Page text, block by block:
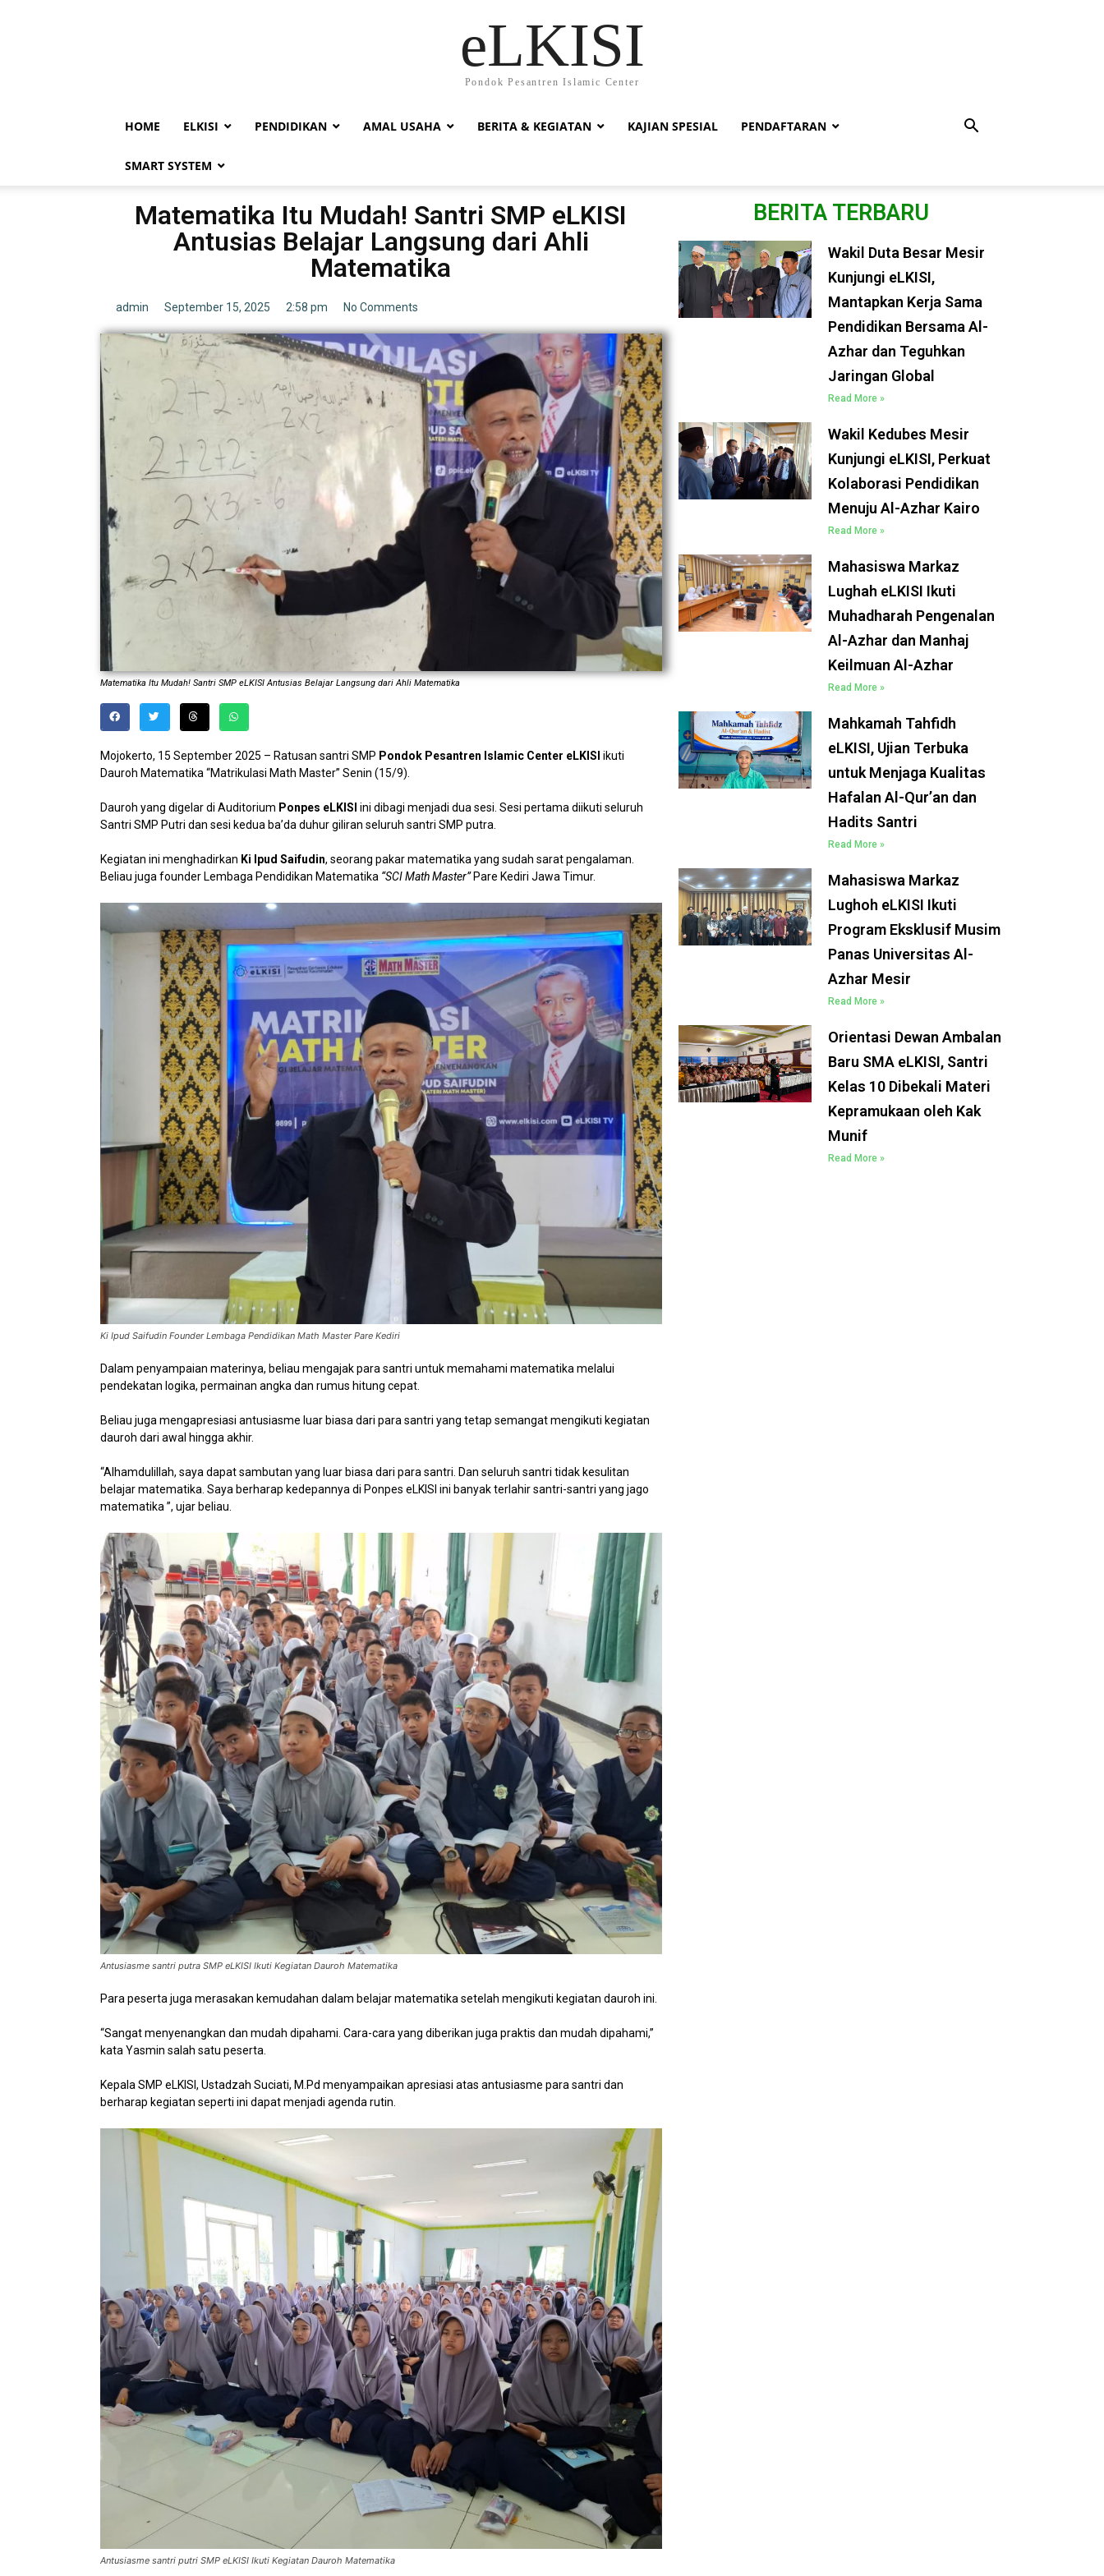
eLKISI
Pondok Pesantren Islamic Center
HOME ELKISI PENDIDIKAN AMAL USAHA BERITA & KEGIATAN KAJIAN SPESIAL PENDAFTARAN
SMART SYSTEM
Matematika Itu Mudah! Santri SMP eLKISI
Antusias Belajar Langsung dari Ahli
Matematika
admin September 15, 2025 2:58 pm No Comments
Matematika Itu Mudah! Santri SMP eLKISI Antusias Belajar Langsung dari Ahli Matematika
Mojokerto, 15 September 2025 – Ratusan santri SMP Pondok Pesantren Islamic Center eLKISI ikuti
Dauroh Matematika “Matrikulasi Math Master” Senin (15/9).
Dauroh yang digelar di Auditorium Ponpes eLKISI ini dibagi menjadi dua sesi. Sesi pertama diikuti seluruh
Santri SMP Putri dan sesi kedua ba’da duhur giliran seluruh santri SMP putra.
Kegiatan ini menghadirkan Ki Ipud Saifudin, seorang pakar matematika yang sudah sarat pengalaman.
Beliau juga founder Lembaga Pendidikan Matematika “SCI Math Master”Pare Kediri Jawa Timur.
Ki Ipud Saifudin Founder Lembaga Pendidikan Math Master Pare Kediri
Dalam penyampaian materinya, beliau mengajak para santri untuk memahami matematika melalui
pendekatan logika, permainan angka dan rumus hitung cepat.
Beliau juga mengapresiasi antusiasme luar biasa dari para santri yang tetap semangat mengikuti kegiatan
dauroh dari awal hingga akhir.
“Alhamdulillah, saya dapat sambutan yang luar biasa dari para santri. Dan seluruh santri tidak kesulitan
belajar matematika. Saya berharap kedepannya di Ponpes eLKISI ini banyak terlahir santri-santri yang jago
matematika ”, ujar beliau.
Antusiasme santri putra SMP eLKISI Ikuti Kegiatan Dauroh Matematika
Para peserta juga merasakan kemudahan dalam belajar matematika setelah mengikuti kegiatan dauroh ini.
“Sangat menyenangkan dan mudah dipahami. Cara-cara yang diberikan juga praktis dan mudah dipahami,”
kata Yasmin salah satu peserta.
Kepala SMP eLKISI, Ustadzah Suciati, M.Pd menyampaikan apresiasi atas antusiasme para santri dan
berharap kegiatan seperti ini dapat menjadi agenda rutin.
Antusiasme santri putri SMP eLKISI Ikuti Kegiatan Dauroh Matematika
BERITA TERBARU
Wakil Duta Besar Mesir
Kunjungi eLKISI,
Mantapkan Kerja Sama
Pendidikan Bersama Al-
Azhar dan Teguhkan
Jaringan Global
Read More »
Wakil Kedubes Mesir
Kunjungi eLKISI, Perkuat
Kolaborasi Pendidikan
Menuju Al-Azhar Kairo
Read More »
Mahasiswa Markaz
Lughah eLKISI Ikuti
Muhadharah Pengenalan
Al-Azhar dan Manhaj
Keilmuan Al-Azhar
Read More »
Mahkamah Tahfidh
eLKISI, Ujian Terbuka
untuk Menjaga Kualitas
Hafalan Al-Qur’an dan
Hadits Santri
Read More »
Mahasiswa Markaz
Lughoh eLKISI Ikuti
Program Eksklusif Musim
Panas Universitas Al-
Azhar Mesir
Read More »
Orientasi Dewan Ambalan
Baru SMA eLKISI, Santri
Kelas 10 Dibekali Materi
Kepramukaan oleh Kak
Munif
Read More »